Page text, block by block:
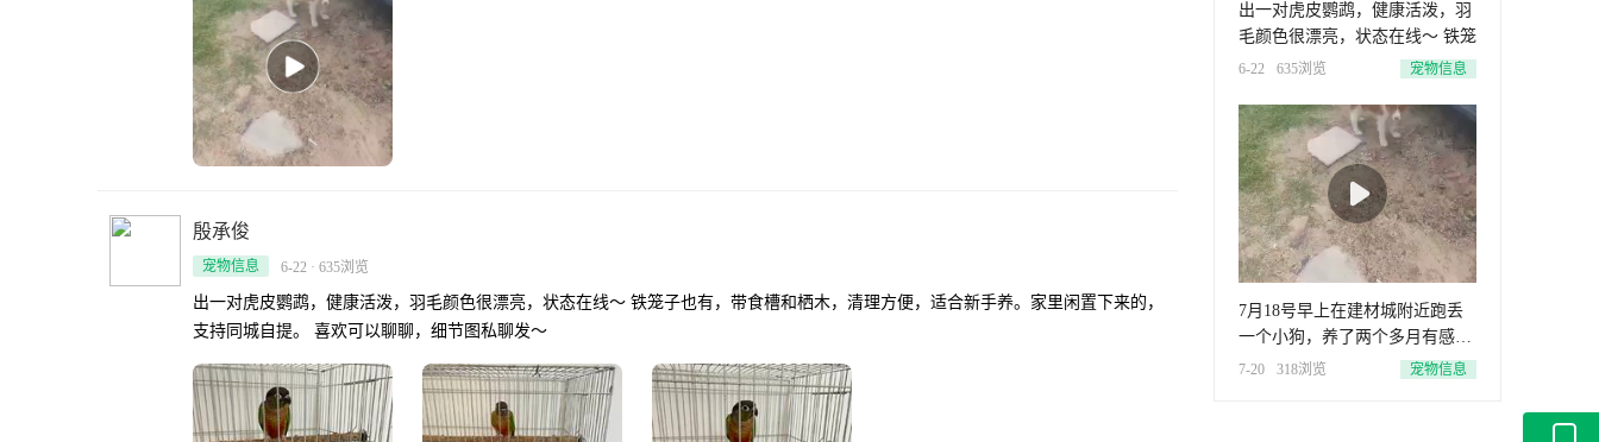
殷承俊
宠物信息 6-22 · 635浏览
出一对虎皮鹦鹉，健康活泼，羽毛颜色很漂亮，状态在线～ 铁笼子也有，带食槽和栖木，清理方便，适合新手养。家里闲置下来的，
支持同城自提。 喜欢可以聊聊，细节图私聊发～
出一对虎皮鹦鹉，健康活泼，羽
毛颜色很漂亮，状态在线～ 铁笼
6-22 635浏览 宠物信息
7月18号早上在建材城附近跑丢
一个小狗，养了两个多月有感情
了
7-20 318浏览 宠物信息